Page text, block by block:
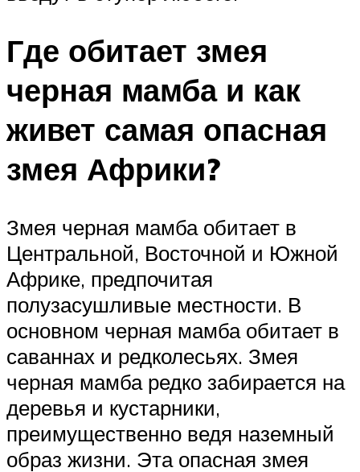
Где обитает змея
черная мамба и как
живет самая опасная
змея Африки?
Змея черная мамба обитает в
Центральной, Восточной и Южной
Африке, предпочитая
полузасушливые местности. В
основном черная мамба обитает в
саваннах и редколесьях. Змея
черная мамба редко забирается на
деревья и кустарники,
преимущественно ведя наземный
образ жизни. Эта опасная змея